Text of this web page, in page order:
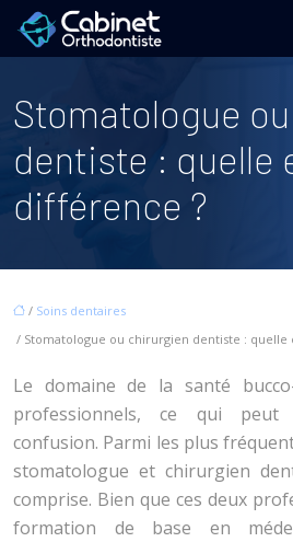
Stomatologue
dentiste : quelle
différence ?
/ Soins dentaires
/ Stomatologue ou chirurgien dentiste : quelle
Le domaine de la santé
professionnels, ce qui
confusion. Parmi les plus
stomatologue et chirurgien
comprise. Bien que ces deux
formation de base en